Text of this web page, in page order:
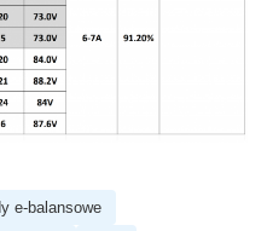
e-balansowe